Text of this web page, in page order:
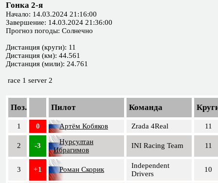
Гонка 2-я
Начало: 14.03.2024 21:16:00
Завершение: 14.03.2024 21:36:00
Прогноз погоды: Солнечно
Дистанция (круги): 11
Дистанция (км): 44.561
Дистанция (мили): 24.761
race 1 server 2
Поз. Пилот Команда
1 0 Артём Кобяков Zrada 4Real 11
2 -3
Нурсултан
Ибрагимов
INI Racing Team 11
3 +1 Роман Скорик
Independent
Drivers
10